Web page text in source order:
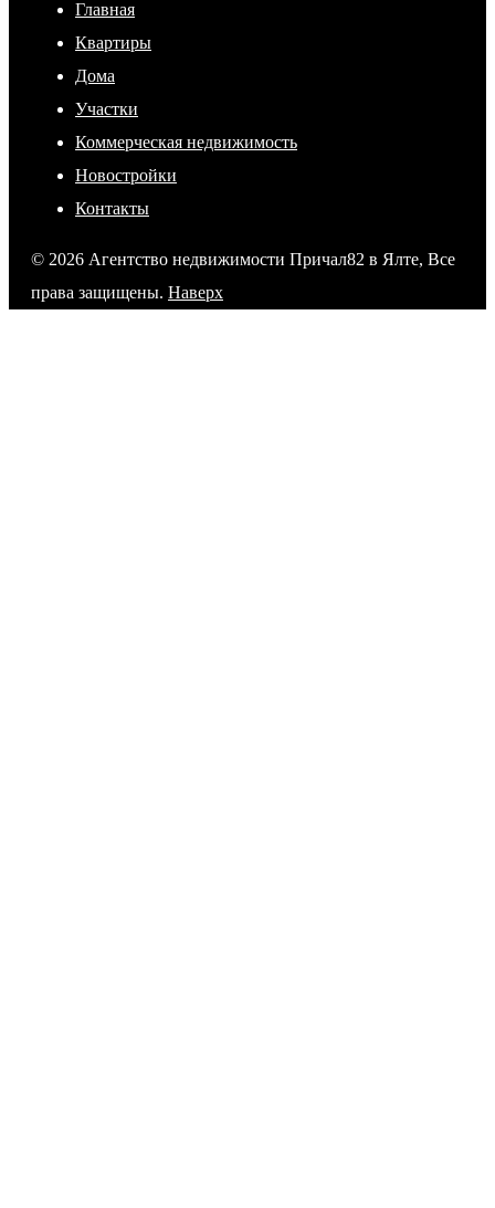
Главная
Квартиры
Дома
Участки
Коммерческая недвижимость
Новостройки
Контакты
© 2026 Агентство недвижимости Причал82 в Ялте, Все
права защищены. Наверх